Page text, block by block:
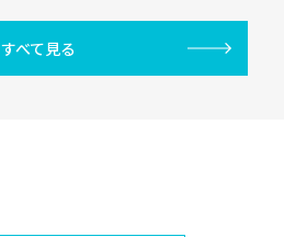
すべて見る